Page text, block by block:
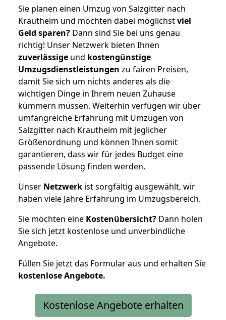
Sie planen einen Umzug von Salzgitter nach
Krautheim und möchten dabei möglichstviel
Geld sparen? Dann sind Sie bei uns genau
richtig! Unser Netzwerk bieten Ihnen
zuverlässige und kostengünstige
Umzugsdienstleistungen zu fairen Preisen,
damit Sie sich um nichts anderes als die
wichtigen Dinge in Ihrem neuen Zuhause
kümmern müssen. Weiterhin verfügen wir über
umfangreiche Erfahrung mit Umzügen von
Salzgitter nach Krautheim mit jeglicher
Größenordnung und können Ihnen somit
garantieren, dass wir für jedes Budget eine
passende Lösung finden werden.
Unser Netzwerk ist sorgfältig ausgewählt, wir
haben viele Jahre Erfahrung im Umzugsbereich.
Sie möchten eine Kostenübersicht? Dann holen
Sie sich jetzt kostenlose und unverbindliche
Angebote.
Füllen Sie jetzt das Formular aus und erhalten Sie
kostenloseAngebote.
Kostenlose Angebote erhalten